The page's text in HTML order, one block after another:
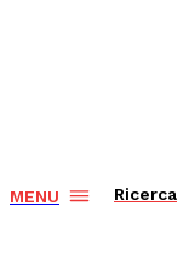
MENU Ricerca